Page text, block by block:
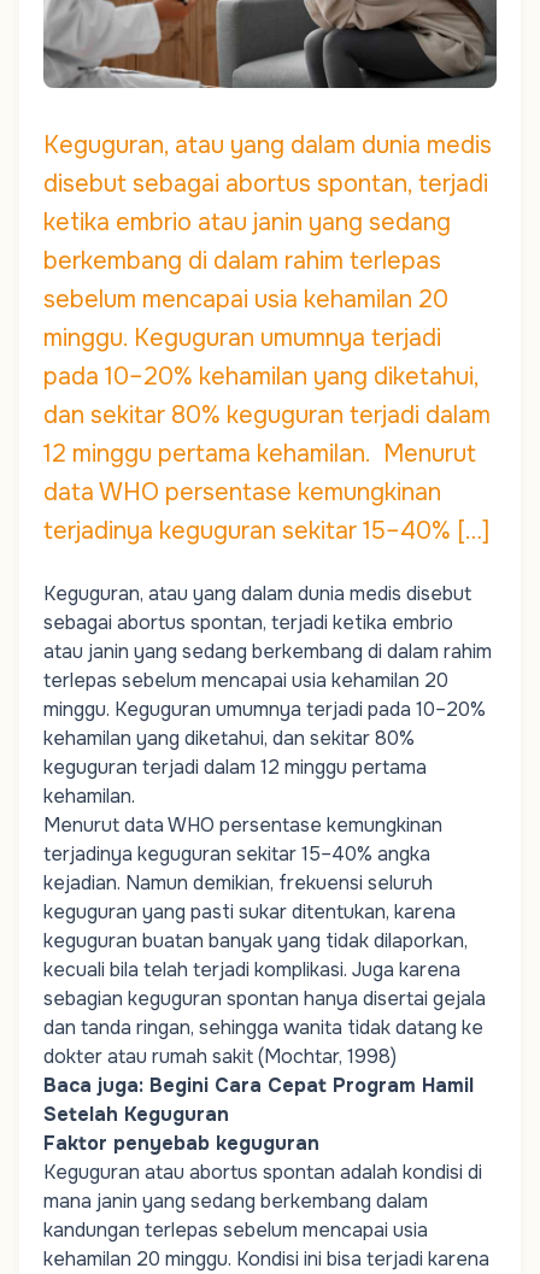
Keguguran, atau yang dalam dunia medis
disebut sebagai abortus spontan, terjadi
ketika embrio atau janin yang sedang
berkembang di dalam rahim terlepas
sebelum mencapai usia kehamilan 20
minggu. Keguguran umumnya terjadi
pada 10–20% kehamilan yang diketahui,
dan sekitar 80% keguguran terjadi dalam
12 minggu pertama kehamilan. Menurut
data WHO persentase kemungkinan
terjadinya keguguran sekitar 15–40% […]
Keguguran, atau yang dalam dunia medis disebut
sebagai abortus spontan, terjadi ketika embrio
atau janin yang sedang berkembang di dalam rahim
terlepas sebelum mencapai usia kehamilan 20
minggu. Keguguran umumnya terjadi pada 10–20%
kehamilan yang diketahui, dan sekitar 80%
keguguran terjadi dalam 12 minggu pertama
kehamilan.
Menurut data WHO persentase kemungkinan
terjadinya keguguran sekitar 15–40% angka
kejadian. Namun demikian, frekuensi seluruh
keguguran yang pasti sukar ditentukan, karena
keguguran buatan banyak yang tidak dilaporkan,
kecuali bila telah terjadi komplikasi. Juga karena
sebagian keguguran spontan hanya disertai gejala
dan tanda ringan, sehingga wanita tidak datang ke
dokter atau rumah sakit (Mochtar, 1998)
Baca juga: Begini Cara Cepat Program Hamil
Setelah Keguguran
Faktor penyebab keguguran
Keguguran atau abortus spontan adalah kondisi di
mana janin yang sedang berkembang dalam
kandungan terlepas sebelum mencapai usia
kehamilan 20 minggu. Kondisi ini bisa terjadi karena